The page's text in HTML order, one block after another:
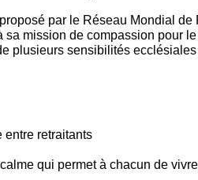
par le Réseau Mondial
mission de compassion pour
plusieurs sensibilités
entre retraitants
qui permet à chacun de